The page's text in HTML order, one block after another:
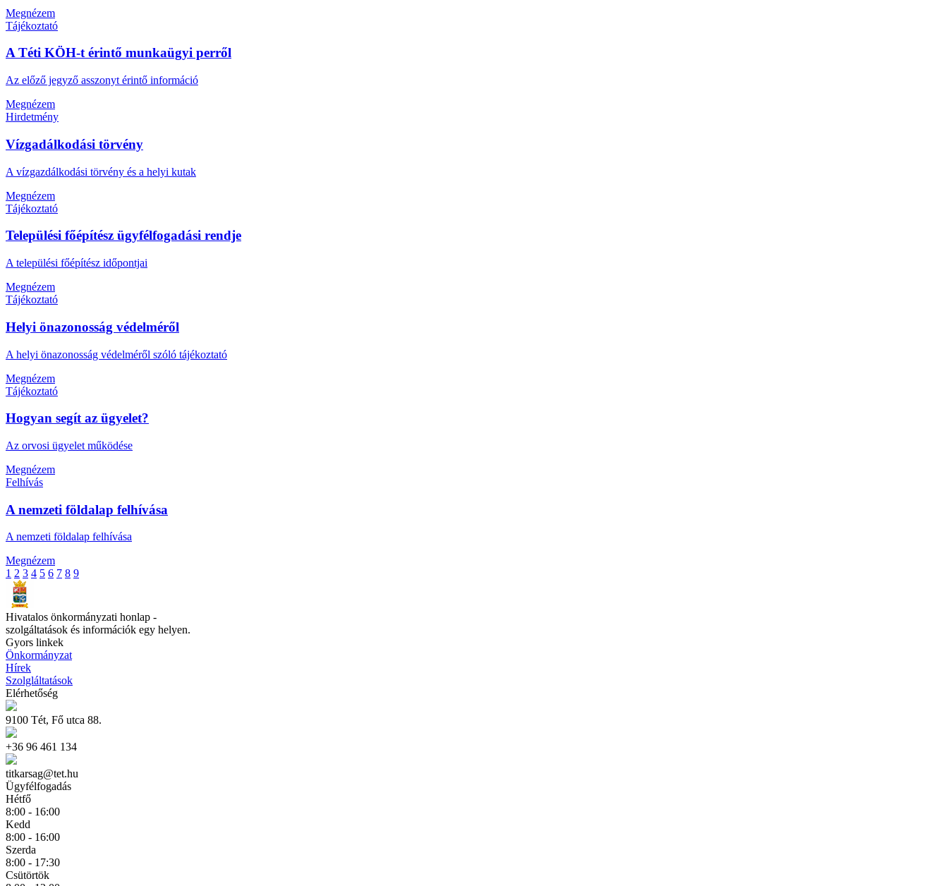
Megnézem
Tájékoztató
A Téti KÖH-t érintő munkaügyi perről
Az előző jegyző asszonyt érintő információ
Megnézem
Hirdetmény
Vízgadálkodási törvény
A vízgazdálkodási törvény és a helyi kutak
Megnézem
Tájékoztató
Települési főépítész ügyfélfogadási rendje
A települési főépítész időpontjai
Megnézem
Tájékoztató
Helyi önazonosság védelméről
A helyi önazonosság védelméről szóló tájékoztató
Megnézem
Tájékoztató
Hogyan segít az ügyelet?
Az orvosi ügyelet működése
Megnézem
Felhívás
A nemzeti földalap felhívása
A nemzeti földalap felhívása
Megnézem
1 2 3 4 5 6 7 8 9
Hivatalos önkormányzati honlap -
szolgáltatások és információk egy helyen.
Gyors linkek
Önkormányzat
Hírek
Szolgláltatások
Elérhetőség
9100 Tét, Fő utca 88.
+36 96 461 134
titkarsag@tet.hu
Ügyfélfogadás
Hétfő
8:00 - 16:00
Kedd
8:00 - 16:00
Szerda
8:00 - 17:30
Csütörtök